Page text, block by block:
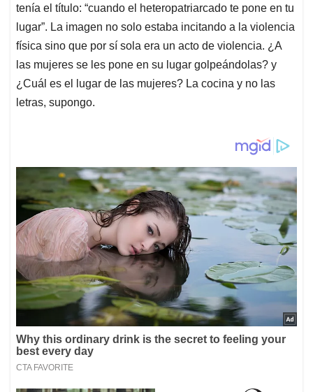
tenía el título: “cuando el heteropatriarcado te pone en tu
lugar”. La imagen no solo estaba incitando a la violencia
física sino que por sí sola era un acto de violencia. ¿A
las mujeres se les pone en su lugar golpeándolas? y
¿Cuál es el lugar de las mujeres? La cocina y no las
letras, supongo.